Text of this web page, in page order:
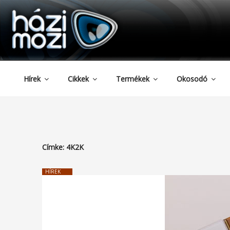
Tartalomhoz
HAZIMOZI
Hírek Cikkek Termékek Okosodó
Címke: 4K2K
HÍREK